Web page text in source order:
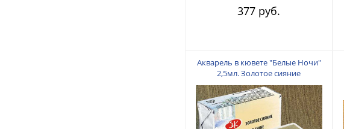
377 руб.
Акварель в кювете "Белые Ночи"
2,5мл. Золотое сияние